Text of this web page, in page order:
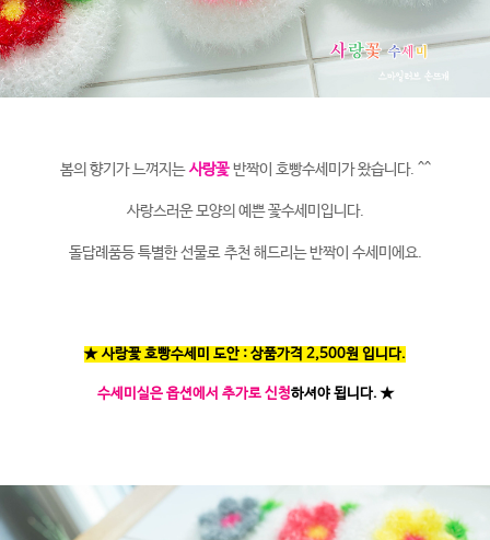
봄의 향기가 느껴지는사랑꽃반짝이 호빵수세미가 왔습니다. ^^
사랑스러운 모양의 예쁜 꽃수세미입니다.
돌답례품등 특별한 선물로 추천 해드리는 반짝이 수세미에요.
★ 사랑꽃 호빵수세미 도안 : 상품가격 2,500원 입니다.
수세미실은 옵션에서 추가로 신청하셔야 됩니다. ★